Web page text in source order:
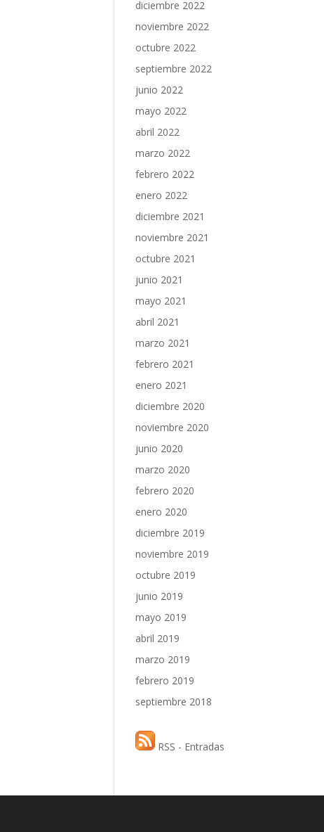
diciembre 2022
noviembre 2022
octubre 2022
septiembre 2022
junio 2022
mayo 2022
abril 2022
marzo 2022
febrero 2022
enero 2022
diciembre 2021
noviembre 2021
octubre 2021
junio 2021
mayo 2021
abril 2021
marzo 2021
febrero 2021
enero 2021
diciembre 2020
noviembre 2020
junio 2020
marzo 2020
febrero 2020
enero 2020
diciembre 2019
noviembre 2019
octubre 2019
junio 2019
mayo 2019
abril 2019
marzo 2019
febrero 2019
septiembre 2018
RSS - Entradas